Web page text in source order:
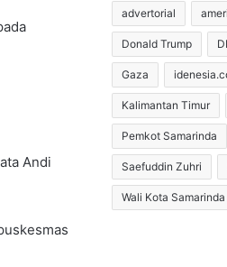
Andi
advertorial
Donald Trump
Gaza
Kalimantan Timur
Pemkot Samarinda
Saefuddin Zuhri
Wali Kota Samarinda